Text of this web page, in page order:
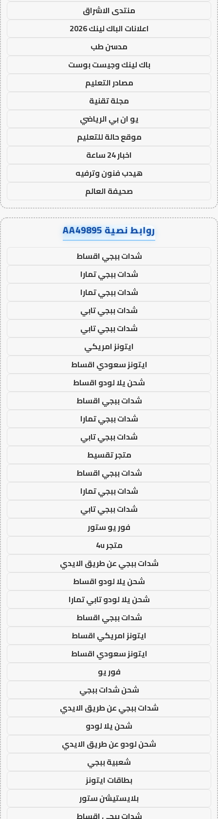
منتدى الاشراق
اعلانات الباك لينك 2026
مدسن طب
باك لينك وجيست بوست
مصادر التعليم
مجلة تقنية
يو ان بي الرياضي
موقع حالة للتعليم
اخبار 24 ساعة
هيدب فنون وترفيه
صحيفة العالم
روابط نصية AA49895
شدات ببجي اقساط
شدات ببجي تمارا
شدات ببجي تمارا
شدات ببجي تابي
شدات ببجي تابي
ايتونز امريكي
ايتونز سعودي اقساط
شحن يلا لودو اقساط
شدات ببجي اقساط
شدات ببجي تمارا
شدات ببجي تابي
متجر تقسيط
شدات ببجي اقساط
شدات ببجي تمارا
شدات ببجي تابي
فور يو ستور
متجر 4u
شدات ببجي عن طريق الايدي
شحن يلا لودو اقساط
شحن يلا لودو تابي تمارا
شدات ببجي اقساط
ايتونز امريكي اقساط
ايتونز سعودي اقساط
فور يو
شحن شدات ببجي
شدات ببجي عن طريق الايدي
شحن يلا لودو
شحن لودو عن طريق الايدي
شعبية ببجي
بطاقات ايتونز
بلايستيشن ستور